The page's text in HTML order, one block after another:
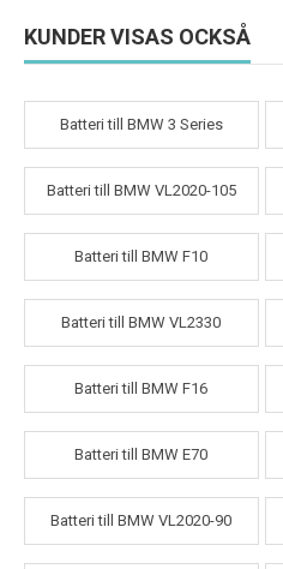
KUNDER VISAS OCKSÅ
Batteri till BMW 3 Series
Batteri till BMW VL2020-105
Batteri till BMW F10
Batteri till BMW VL2330
Batteri till BMW F16
Batteri till BMW E70
Batteri till BMW VL2020-90